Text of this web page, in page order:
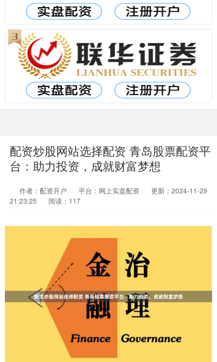
配资炒股网站选择配资 青岛股票配资平
台：助力投资，成就财富梦想
作者：配资开户 平台：网上实盘配资
更新：2024-11-29
21:23:25
阅读：117